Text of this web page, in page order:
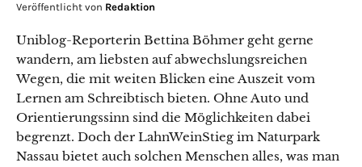
Veröffentlicht von Redaktion
Uniblog-Reporterin Bettina Böhmer geht gerne
wandern, am liebsten auf abwechslungsreichen
Wegen, die mit weiten Blicken eine Auszeit vom
Lernen am Schreibtisch bieten. Ohne Auto und
Orientierungssinn sind die Möglichkeiten dabei
begrenzt. Doch der LahnWeinStieg im Naturpark
Nassau bietet auch solchen Menschen alles, was man